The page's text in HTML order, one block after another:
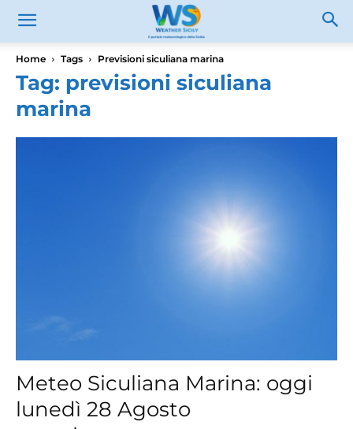
Home Tags Previsioni siculiana marina
Tag: previsioni siculiana
marina
Meteo Siculiana Marina: oggi
lunedì 28 Agosto